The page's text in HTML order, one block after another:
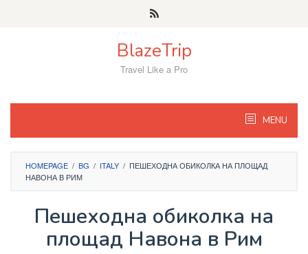
BlazeTrip
Travel Like a Pro
MENU
HOMEPAGE / BG / ITALY / ПЕШЕХОДНА ОБИКОЛКА НА ПЛОЩАД
НАВОНА В РИМ
Пешеходна обиколка на
площад Навона в Рим